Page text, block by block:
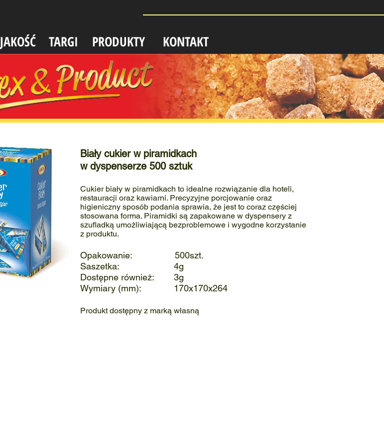
PRODUKTY
TARGI
JAKOŚĆ KONTAKT
Biały cukier w piramidkach
w dyspenserze 500 sztuk
Cukier biały w piramidkach to idealne rozwiązanie dla hoteli,
restauracji oraz kawiarni. Precyzyjne porcjowanie oraz
higieniczny sposób podania sprawia, że jest to coraz częściej
stosowana forma. Piramidki są zapakowane w dyspensery z
szufladką umożliwiającą bezproblemowe i wygodne korzystanie
z produktu.
Opakowanie: 500szt.
Saszetka: 4g
Dostępne również: 3g
Wymiary (mm): 170x170x264
Produkt dostępny z marką własną